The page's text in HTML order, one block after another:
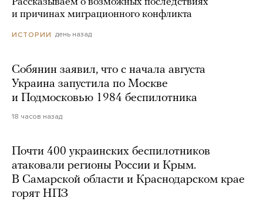
Рассказываем о возможных последствиях
и причинах миграционного конфликта
ИСТОРИИ день назад
Собянин заявил, что с начала августа
Украина запустила по Москве
и Подмосковью 1984 беспилотника
18 часов назад
Почти 400 украинских беспилотников
атаковали регионы России и Крым.
В Самарской области и Краснодарском крае
горят НПЗ